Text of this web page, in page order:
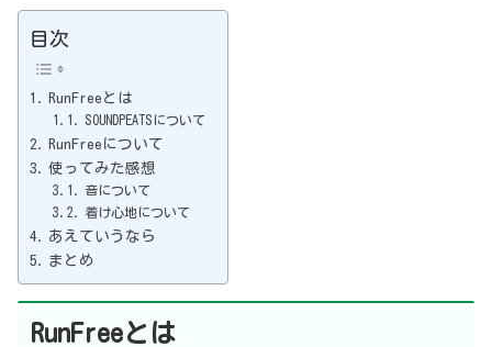
目次
RunFreeとは
SOUNDPEATSについて
RunFreeについて
使ってみた感想
音について
着け心地について
あえていうなら
まとめ
RunFreeとは